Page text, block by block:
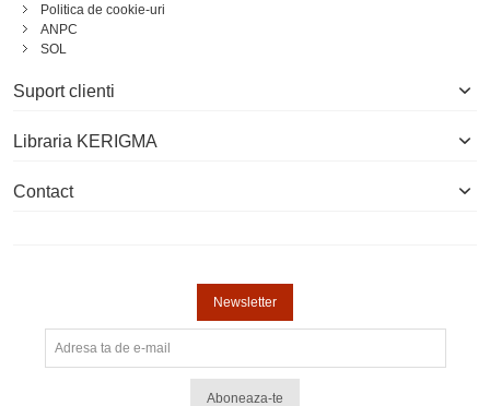
Politica de cookie-uri
ANPC
SOL
Suport clienti
Libraria KERIGMA
Contact
Newsletter
Aboneaza-te